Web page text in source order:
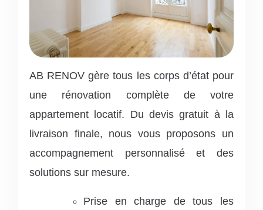
AB RENOV gère tous les corps d’état pour
une rénovation complète de votre
appartement locatif. Du devis gratuit à la
livraison finale, nous vous proposons un
accompagnement personnalisé et des
solutions sur mesure.
Prise en charge de tous les